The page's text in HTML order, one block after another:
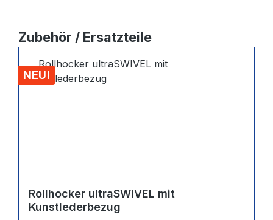
Produktgalerie überspringen
Zubehör / Ersatzteile
NEU!
Rollhocker ultraSWIVEL mit
Kunstlederbezug